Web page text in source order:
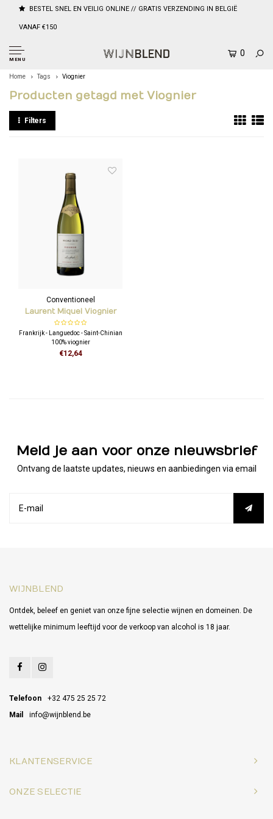
BESTEL SNEL EN VEILIG ONLINE // GRATIS VERZENDING IN BELGIË
VANAF €150
MENU
0
Home Tags Viognier
Producten getagd met Viognier
Filters
Conventioneel
Laurent Miquel Viognier
"Nord-Sud"
Frankrijk - Languedoc - Saint-Chinian
100% viognier
€12,64
Meld je aan voor onze nieuwsbrief
Ontvang de laatste updates, nieuws en aanbiedingen via email
WIJNBLEND
Ontdek, beleef en geniet van onze fijne selectie wijnen en domeinen. De
wettelijke minimum leeftijd voor de verkoop van alcohol is 18 jaar.
Telefoon
+32 475 25 25 72
Mail
info@wijnblend.be
KLANTENSERVICE
ONZE SELECTIE